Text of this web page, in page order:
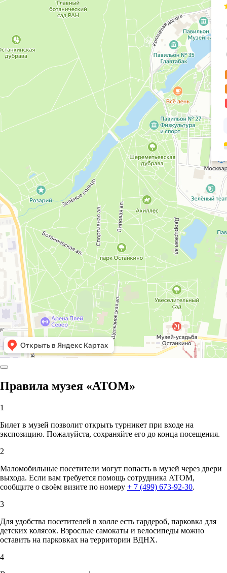
Правила музея «АТОМ»
1
Билет в музей позволит открыть турникет при входе на
экспозицию. Пожалуйста, сохраняйте его до конца посещения.
2
Маломобильные посетители могут попасть в музей через двери
выхода. Если вам требуется помощь сотрудника АТОМ,
сообщите о своём визите по номеру + 7 (499) 673-92-30.
3
Для удобства посетителей в холле есть гардероб, парковка для
детских колясок. Взрослые самокаты и велосипеды можно
оставить на парковках на территории ВДНХ.
4